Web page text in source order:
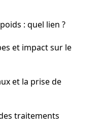
: quel lien ?
et impact sur le
et la prise de
traitements